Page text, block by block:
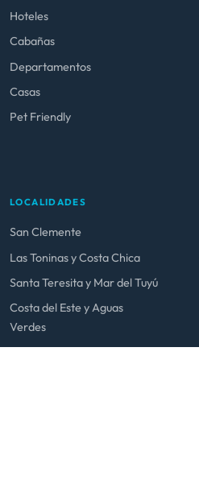
Hoteles
Cabañas
Departamentos
Casas
Pet Friendly
LOCALIDADES
San Clemente
Las Toninas y Costa Chica
Santa Teresita y Mar del Tuyú
Costa del Este y Aguas
Verdes
La Lucila y San Bernardo